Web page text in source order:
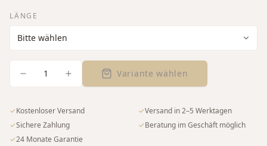
LÄNGE
1 Variante wählen
✓Kostenloser Versand ✓Versand in 2–5 Werktagen
✓Sichere Zahlung ✓Beratung im Geschäft möglich
✓24 Monate Garantie